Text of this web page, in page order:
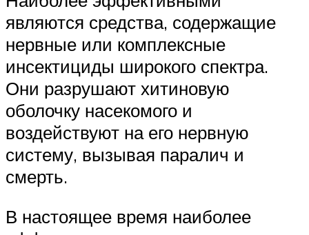
являются средства, содержащие
нервные или комплексные
инсектициды широкого спектра.
Они разрушают хитиновую
оболочку насекомого и
воздействуют на его нервную
систему, вызывая паралич и
смерть.
В настоящее время наиболее